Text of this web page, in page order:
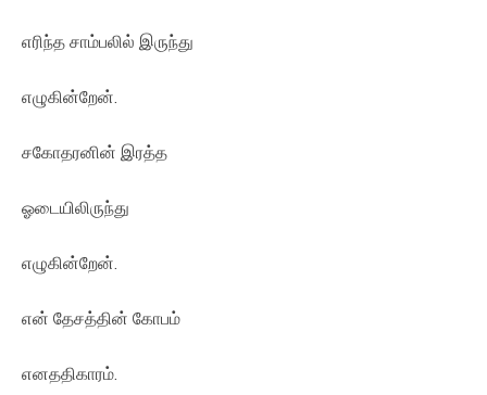
எரிந்த சாம்பலில் இருந்து
எழுகின்றேன்.
சகோதரனின் இரத்த
ஓடையிலிருந்து
எழுகின்றேன்.
என் தேசத்தின் கோபம்
எனததிகாரம்.